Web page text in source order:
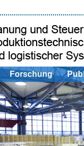
Forschung